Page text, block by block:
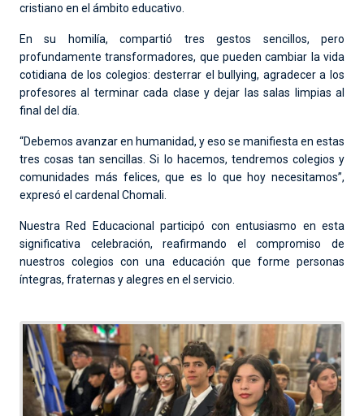
cristiano en el ámbito educativo.
En su homilía, compartió tres gestos sencillos, pero
profundamente transformadores, que pueden cambiar la vida
cotidiana de los colegios: desterrar el bullying, agradecer a los
profesores al terminar cada clase y dejar las salas limpias al
final del día.
“Debemos avanzar en humanidad, y eso se manifiesta en estas
tres cosas tan sencillas. Si lo hacemos, tendremos colegios y
comunidades más felices, que es lo que hoy necesitamos”,
expresó el cardenal Chomali.
Nuestra Red Educacional participó con entusiasmo en esta
significativa celebración, reafirmando el compromiso de
nuestros colegios con una educación que forme personas
íntegras, fraternas y alegres en el servicio.